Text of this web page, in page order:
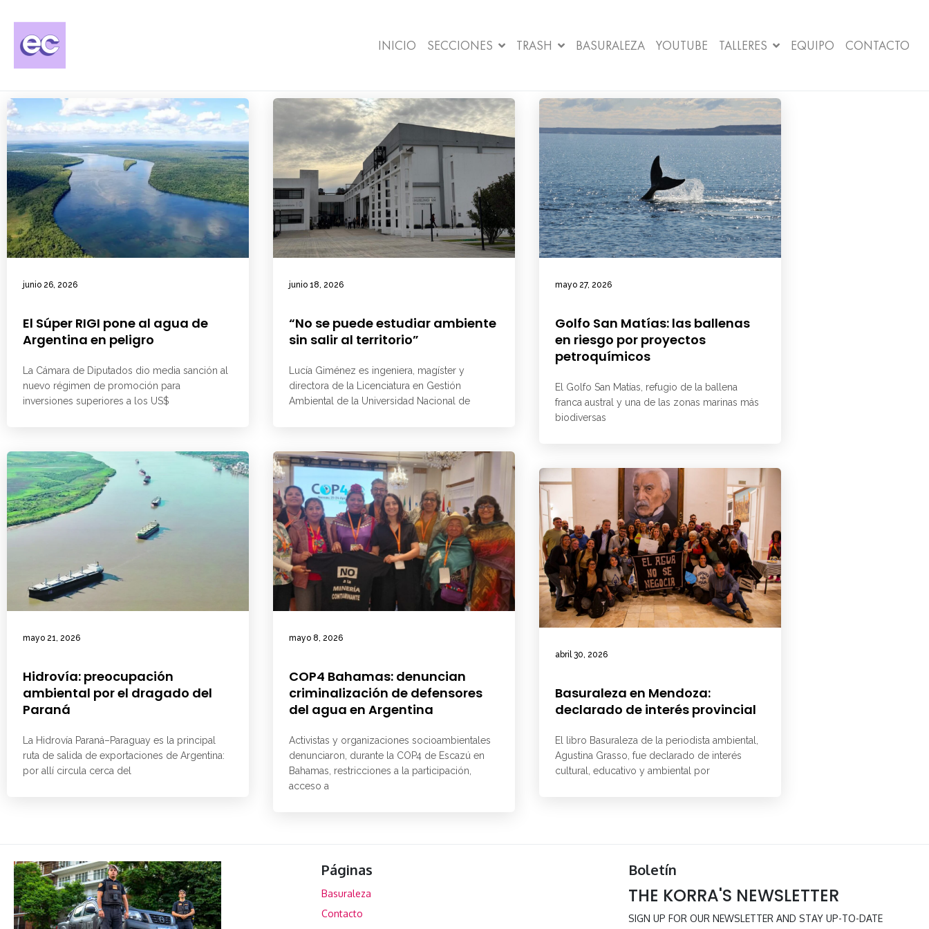
INICIO SECCIONES TRASH BASURALEZA YOUTUBE TALLERES EQUIPO CONTACTO
junio 26, 2026
El Súper RIGI pone al agua de
Argentina en peligro
La Cámara de Diputados dio media sanción al
nuevo régimen de promoción para
inversiones superiores a los US$
junio 18, 2026
“No se puede estudiar ambiente
sin salir al territorio”
Lucía Giménez es ingeniera, magíster y
directora de la Licenciatura en Gestión
Ambiental de la Universidad Nacional de
mayo 27, 2026
Golfo San Matías: las ballenas
en riesgo por proyectos
petroquímicos
El Golfo San Matías, refugio de la ballena
franca austral y una de las zonas marinas más
biodiversas
mayo 21, 2026
Hidrovía: preocupación
ambiental por el dragado del
Paraná
La Hidrovía Paraná–Paraguay es la principal
ruta de salida de exportaciones de Argentina:
por allí circula cerca del
mayo 8, 2026
COP4 Bahamas: denuncian
criminalización de defensores
del agua en Argentina
Activistas y organizaciones socioambientales
denunciaron, durante la COP4 de Escazú en
Bahamas, restricciones a la participación,
acceso a
abril 30, 2026
Basuraleza en Mendoza:
declarado de interés provincial
El libro Basuraleza de la periodista ambiental,
Agustina Grasso, fue declarado de interés
cultural, educativo y ambiental por
Páginas
Basuraleza
Contacto
Boletín
THE KORRA'S NEWSLETTER
SIGN UP FOR OUR NEWSLETTER AND STAY UP-TO-DATE